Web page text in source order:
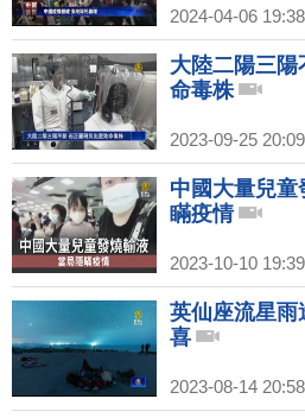
2024-04-06
大陸二陽三
命毒株
2023-09-25
中國大量兒
瞞疫情
2023-10-10
英仙座流星雨
喜
2023-08-14